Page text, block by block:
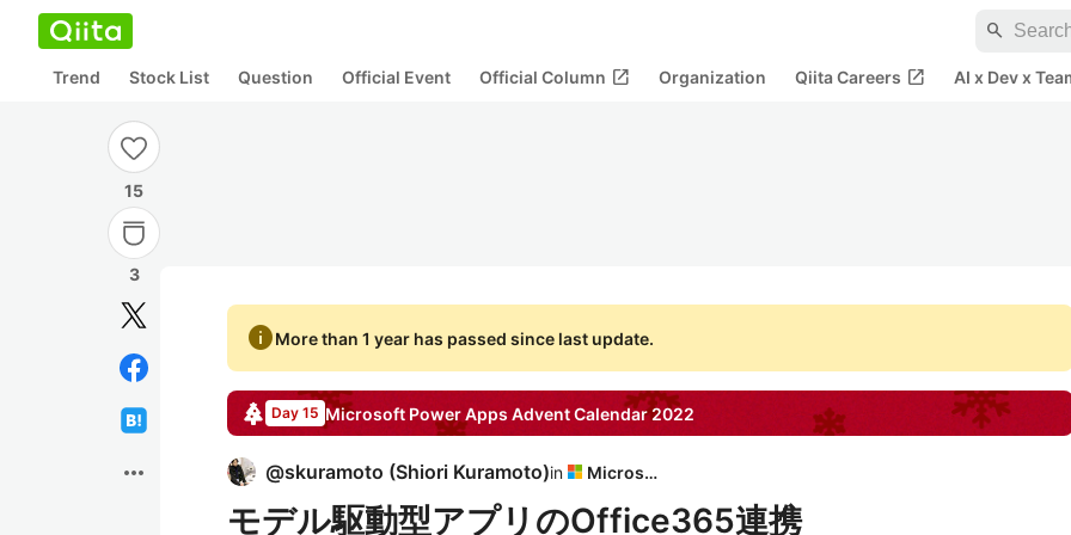
search
Trend Stock List Question Official Event Official Column open_in_new Organization Qiita Careers open_in_new AI x Dev x
15
3
more_horiz
infoMore than 1 year has passed since last update.
Day 15 Microsoft Power Apps Advent Calendar 2022
@skuramoto (Shiori Kuramoto)in Microsoft
モデル駆動型アプリのOffice365連携